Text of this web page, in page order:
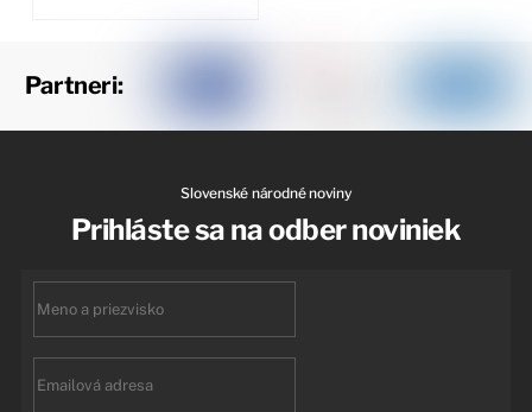
Partneri:
Slovenské národné noviny
Prihláste sa na odber noviniek